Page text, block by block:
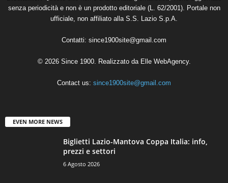
senza periodicità e non è un prodotto editoriale (L. 62/2001). Portale non
ufficiale, non affiliato alla S.S. Lazio S.p.A.
Contatti: since1900site@gmail.com
© 2026 Since 1900. Realizzato da Elle WebAgency.
Contact us: since1900site@gmail.com
EVEN MORE NEWS
Biglietti Lazio-Mantova Coppa Italia: info,
prezzi e settori
6 Agosto 2026